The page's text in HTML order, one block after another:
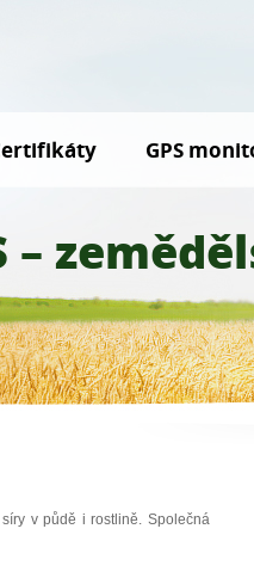
GPS
–
v půdě i rostlině. Společná